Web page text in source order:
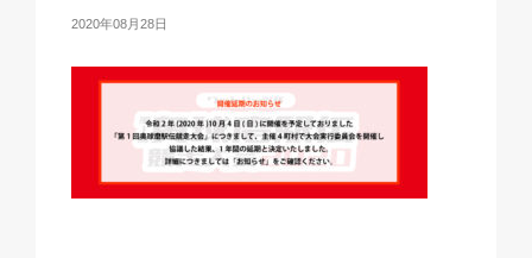
2020年08月28日